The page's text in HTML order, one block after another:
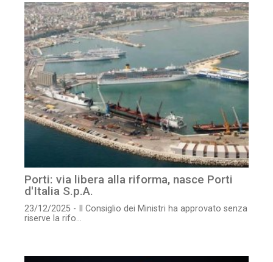
Porti: via libera alla riforma, nasce Porti
d'Italia S.p.A.
23/12/2025 - Il Consiglio dei Ministri ha approvato senza
riserve la rifo...